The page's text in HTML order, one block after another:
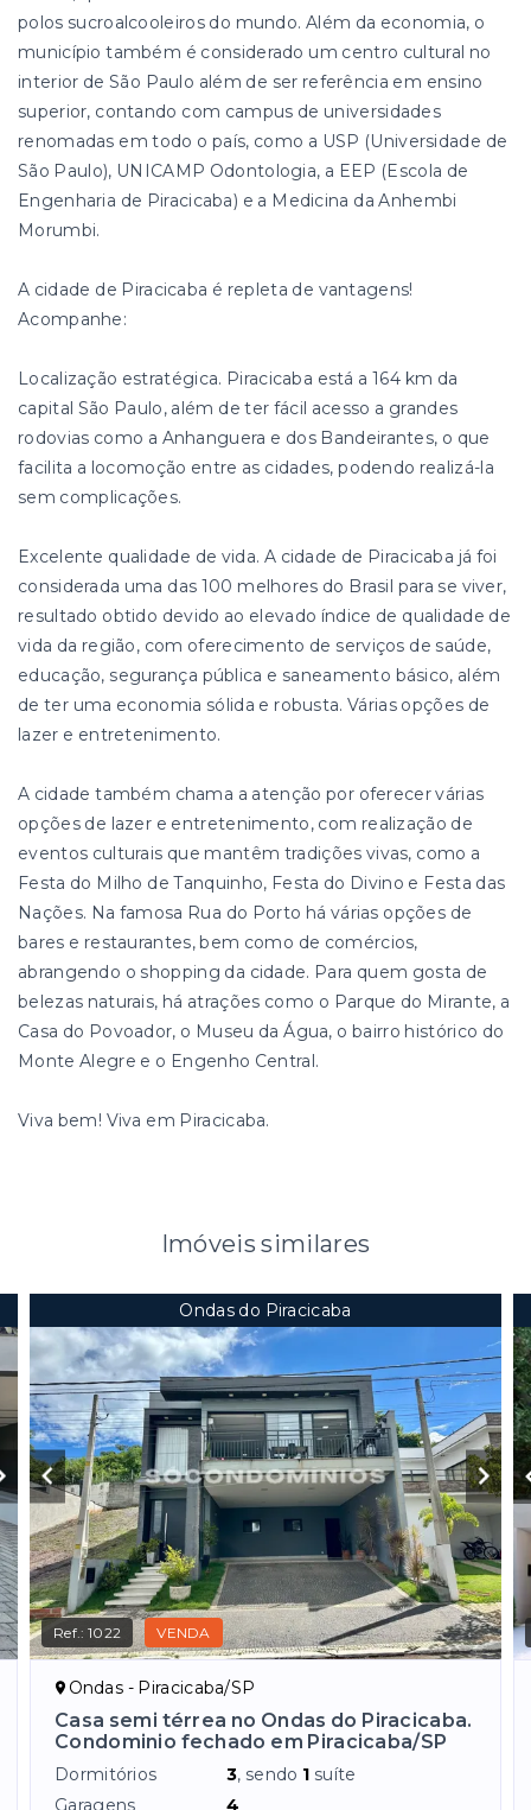
polos sucroalcooleiros do mundo. Além da economia, o
município também é considerado um centro cultural no
interior de São Paulo além de ser referência em ensino
superior, contando com campus de universidades
renomadas em todo o país, como a USP (Universidade de
São Paulo), UNICAMP Odontologia, a EEP (Escola de
Engenharia de Piracicaba) e a Medicina da Anhembi
Morumbi.
A cidade de Piracicaba é repleta de vantagens!
Acompanhe:
Localização estratégica. Piracicaba está a 164 km da
capital São Paulo, além de ter fácil acesso a grandes
rodovias como a Anhanguera e dos Bandeirantes, o que
facilita a locomoção entre as cidades, podendo realizá-la
sem complicações.
Excelente qualidade de vida. A cidade de Piracicaba já foi
considerada uma das 100 melhores do Brasil para se viver,
resultado obtido devido ao elevado índice de qualidade de
vida da região, com oferecimento de serviços de saúde,
educação, segurança pública e saneamento básico, além
de ter uma economia sólida e robusta. Várias opções de
lazer e entretenimento.
A cidade também chama a atenção por oferecer várias
opções de lazer e entretenimento, com realização de
eventos culturais que mantêm tradições vivas, como a
Festa do Milho de Tanquinho, Festa do Divino e Festa das
Nações. Na famosa Rua do Porto há várias opções de
bares e restaurantes, bem como de comércios,
abrangendo o shopping da cidade. Para quem gosta de
belezas naturais, há atrações como o Parque do Mirante, a
Casa do Povoador, o Museu da Água, o bairro histórico do
Monte Alegre e o Engenho Central.
Viva bem! Viva em Piracicaba.
Imóveis similares
Ondas do Piracicaba
Ref.:1022 VENDA
Ondas - Piracicaba/SP
Casa semi térrea no Ondas do Piracicaba.
Condominio fechado em Piracicaba/SP
Dormitórios 3, sendo 1 suíte
Garagens
4